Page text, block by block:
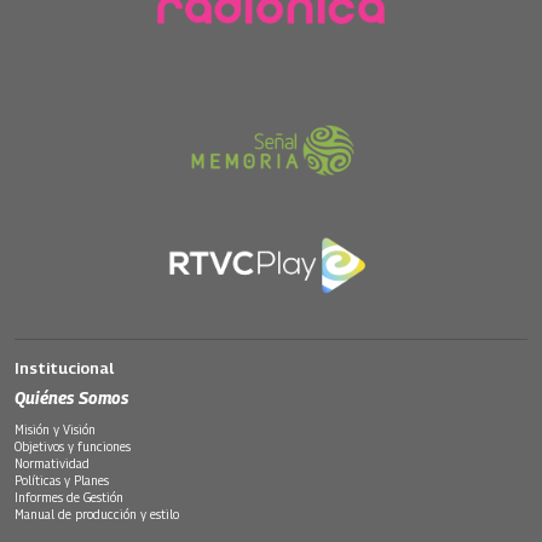
Institucional
Quiénes Somos
Misión y Visión
Objetivos y funciones
Normatividad
Políticas y Planes
Informes de Gestión
Manual de producción y estilo